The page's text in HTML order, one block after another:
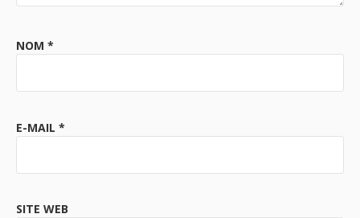
NOM *
E-MAIL *
SITE WEB